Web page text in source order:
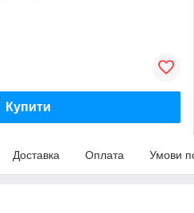
Купити
Доставка Оплата Умови